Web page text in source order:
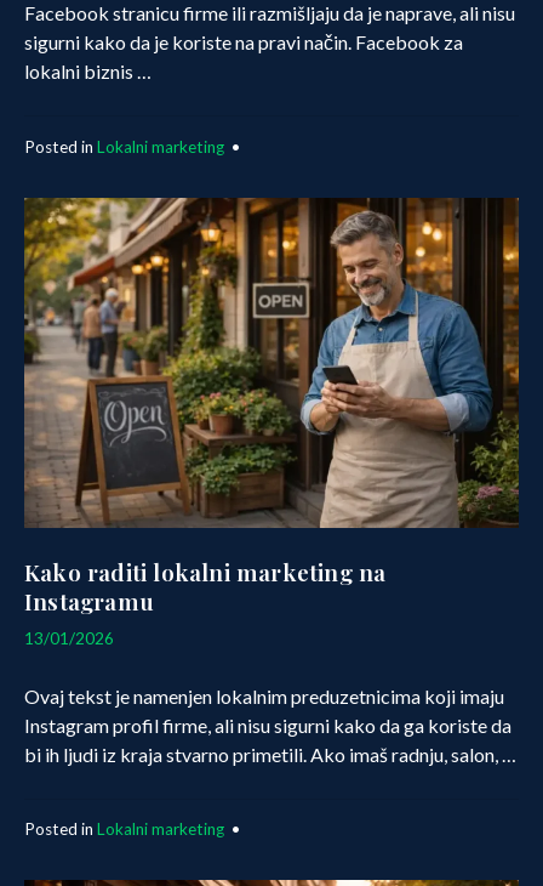
Facebook stranicu firme ili razmišljaju da je naprave, ali nisu
sigurni kako da je koriste na pravi način. Facebook za
lokalni biznis …
Posted in Lokalni marketing •
Kako raditi lokalni marketing na
Instagramu
13/01/2026
Ovaj tekst je namenjen lokalnim preduzetnicima koji imaju
Instagram profil firme, ali nisu sigurni kako da ga koriste da
bi ih ljudi iz kraja stvarno primetili. Ako imaš radnju, salon, …
Posted in Lokalni marketing •